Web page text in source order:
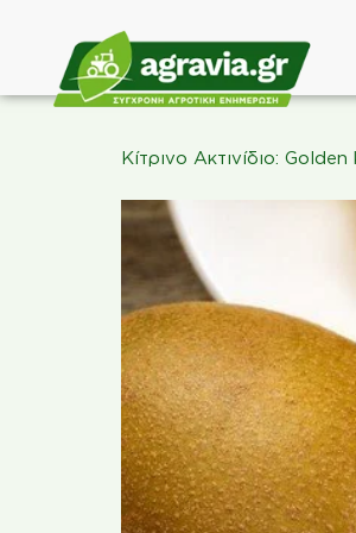
Κίτρινο Ακτινίδιο: Golden